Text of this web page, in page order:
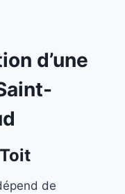
d’une
de